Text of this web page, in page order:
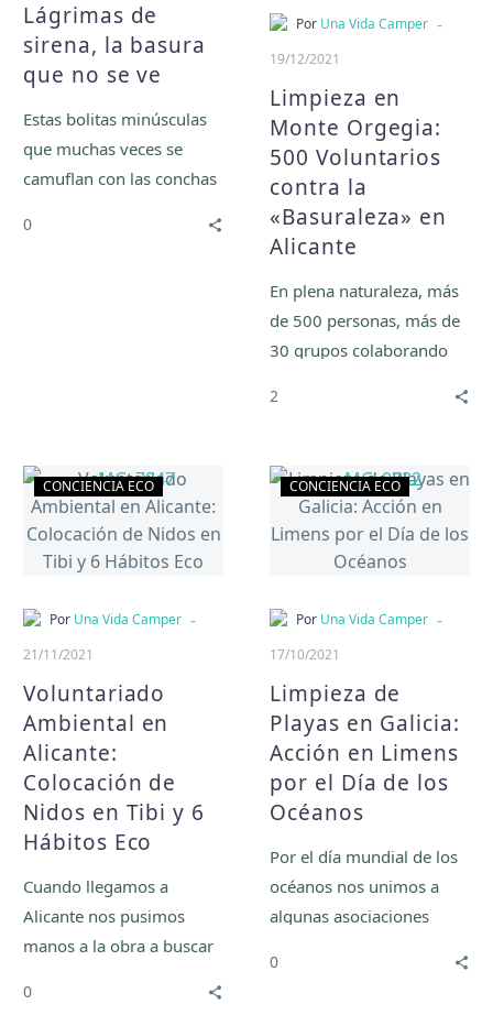
no
se
ve
Lágrimas de
sirena, la basura
que no se ve
Estas bolitas minúsculas
que muchas veces se
camuflan con las conchas
0
contra
en
Alicante
Por Una Vida Camper -
19/12/2021
Limpieza en
Monte Orgegia:
500 Voluntarios
contra la
«Basuraleza» en
Alicante
En plena naturaleza, más
de 500 personas, más de
30 grupos colaborando
Dejar limpia la naturaleza.
2
Voluntariado
Ambiental
en
Alicante:
de
Tibi
y
Hábitos
Eco
CONCIENCIA ECO
Por Una Vida Camper -
21/11/2021
Voluntariado
Ambiental en
Alicante:
Colocación de
Nidos en Tibi y 6
Hábitos Eco
Cuando llegamos a
Alicante nos pusimos
manos a la obra a buscar
0
Limpieza
de
Playas
en
Acción
por
el
Día
de
CONCIENCIA ECO
Por Una Vida Camper -
17/10/2021
Limpieza de
Playas en Galicia:
Acción en Limens
por el Día de los
Océanos
Por el día mundial de los
océanos nos unimos a
algunas asociaciones
0